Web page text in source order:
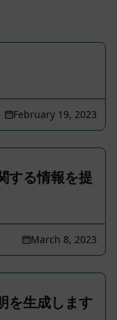
February 19, 2023
する情報を提
March 8, 2023
を生成します